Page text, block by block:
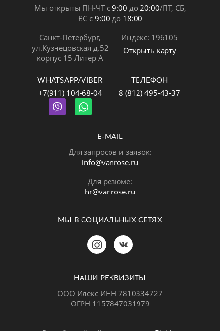
Мы открыты ПН-ЧТ с 9:00 до 20:00/ПТ, СБ,
ВС с 9:00 до 18:00
Санкт-Петербург,
ул.Кузнецовская д.52
корпус 15 Литер А
Индекс: 196105
Открыть карту
WHATSAPP/VIBER
+7(911) 104-68-04
ТЕЛЕФОН
8 (812) 495-43-37
E-MAIL
Для запросов и заявок:
info@vanrose.ru
Для резюме:
hr@vanrose.ru
МЫ В СОЦИАЛЬНЫХ СЕТЯХ
НАШИ РЕКВИЗИТЫ
ООО Илекс ИНН 7810334727
ОГРН 1157847031979
Позвонить Telegram